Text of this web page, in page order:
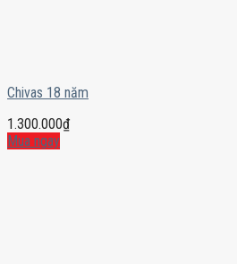
Chivas 18 năm
1.300.000₫
Mua ngay